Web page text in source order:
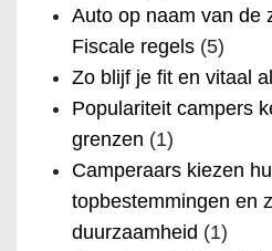
Auto op naam van de
Fiscale regels (5)
Zo blijf je fit en vitaal
Populariteit campers
grenzen (1)
Camperaars kiezen
topbestemmingen en
duurzaamheid (1)